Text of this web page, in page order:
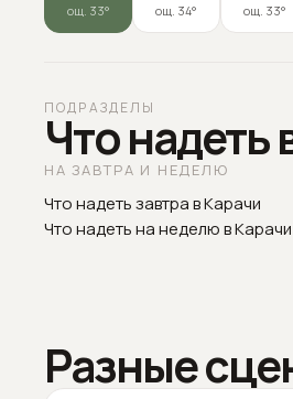
ощ. 33° ощ. 34° ощ. 33°
ПОДРАЗДЕЛЫ
Что надеть
НА ЗАВТРА И НЕДЕЛЮ
Что надеть завтра в Карачи
Что надеть на неделю в Карачи
Разные